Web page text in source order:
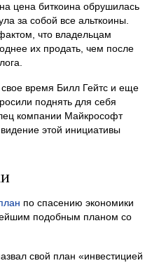
цена биткоина обрушилась
за собой все альткоины.
что владельцам
их продать, чем после
время Билл Гейтс и еще
поднять для себя
компании Майкрософт
этой инициативы
по спасению экономики
подобным планом со
свой план «инвестицией